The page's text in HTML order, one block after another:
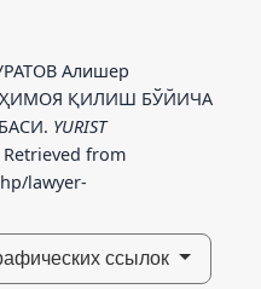
Алишер
ҲИМОЯ ҚИЛИШ БЎЙИЧА
YURIST
Retrieved from
lawyer-
ссылок